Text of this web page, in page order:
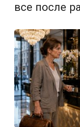
все после